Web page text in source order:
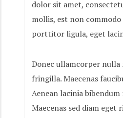
dolor sit amet,
mollis, est non
porttitor ligula, eget
Donec ullamcorper
fringilla. Maecenas
Aenean lacinia
Maecenas sed diam eget